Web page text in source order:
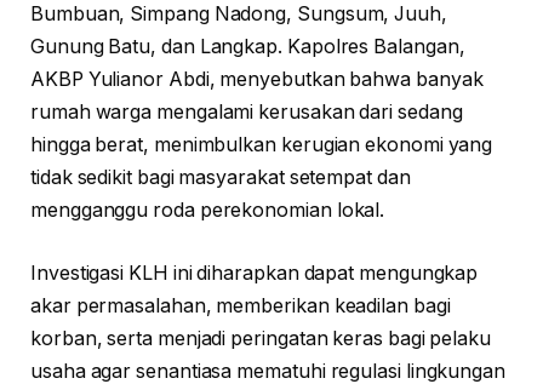
Bumbuan, Simpang Nadong, Sungsum, Juuh,
Gunung Batu, dan Langkap. Kapolres Balangan,
AKBP Yulianor Abdi, menyebutkan bahwa banyak
rumah warga mengalami kerusakan dari sedang
hingga berat, menimbulkan kerugian ekonomi yang
tidak sedikit bagi masyarakat setempat dan
mengganggu roda perekonomian lokal.
Investigasi KLH ini diharapkan dapat mengungkap
akar permasalahan, memberikan keadilan bagi
korban, serta menjadi peringatan keras bagi pelaku
usaha agar senantiasa mematuhi regulasi lingkungan